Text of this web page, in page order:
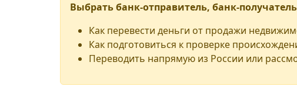
Выбрать банк-отправитель, банк-
Как перевести деньги от продажи
Как подготовиться к проверке
Переводить напрямую из России или